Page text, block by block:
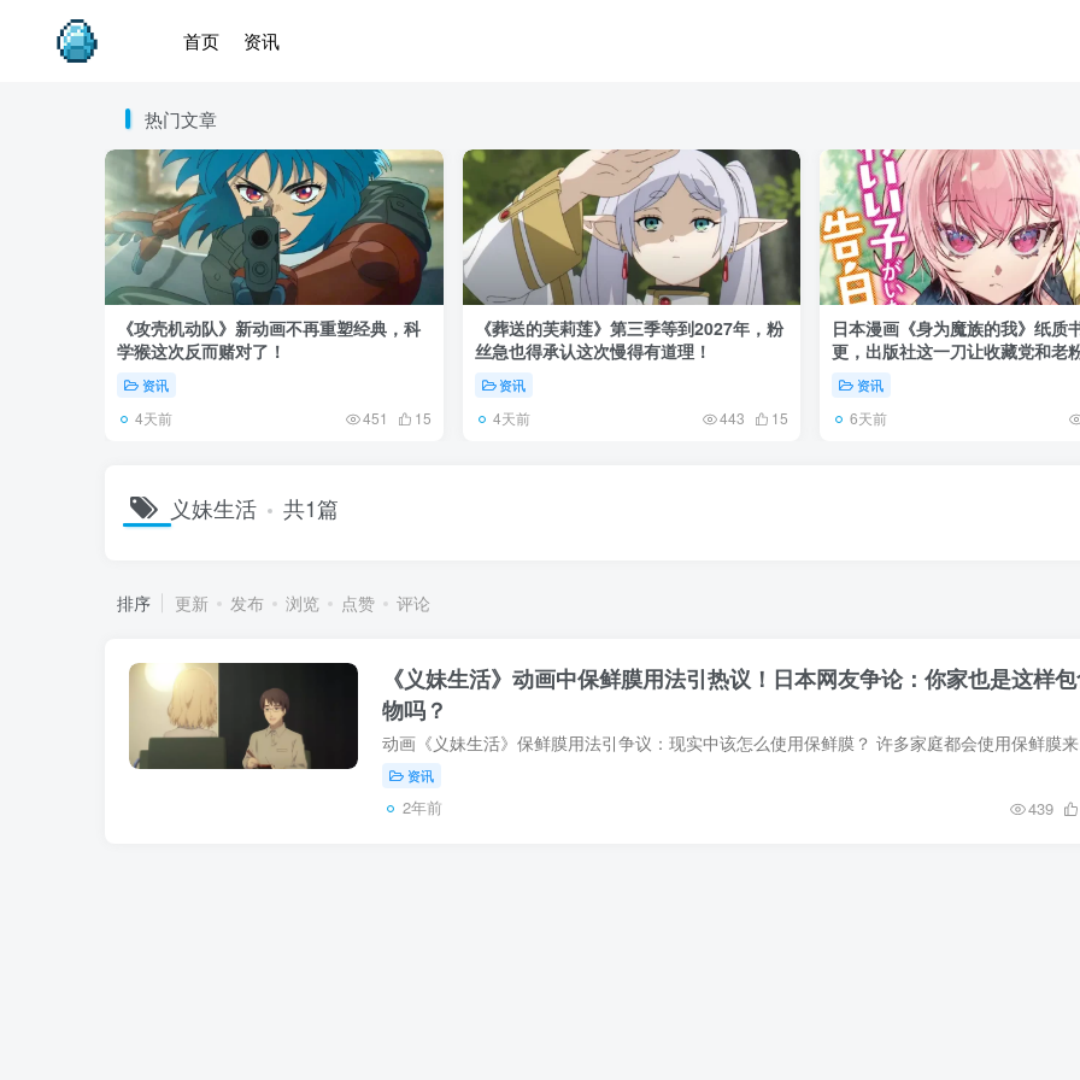
首页 资讯
热门文章
《攻壳机动队》新动画不再重塑经典，科
学猴这次反而赌对了！
资讯
4天前 451 15
《葬送的芙莉莲》第三季等到2027年，粉
丝急也得承认这次慢得有道理！
资讯
4天前 443 15
日本漫画《身为魔族的我》纸质
更，出版社这一刀让收藏党和老
了起来！
资讯
6天前
义妹生活 共1篇
排序 更新 发布 浏览 点赞 评论
《义妹生活》动画中保鲜膜用法引热议！日本网友争论：你家也是这样
物吗？
资讯
2年前 439